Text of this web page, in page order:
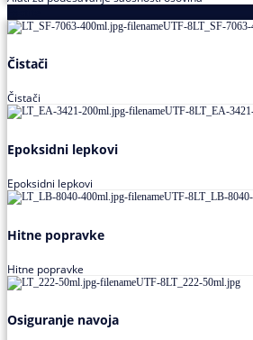
Čistači
Čistači
Epoksidni lepkovi
Epoksidni lepkovi
Hitne popravke
Hitne popravke
Osiguranje navoja